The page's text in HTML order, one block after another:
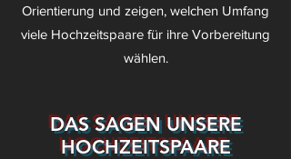
Orientierung und zeigen, welchen Umfang
viele Hochzeitspaare für ihre Vorbereitung
wählen.
DAS SAGEN UNSERE
HOCHZEITSPAARE